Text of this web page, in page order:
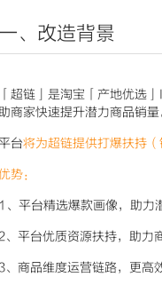
、改造背景
「超链」是淘宝「产地优选
助商家快速提升潜力商品销量
台将为超链提供打爆扶持
势：
1、平台精选爆款画像，助力
2、平台优质资源扶持，助力
、商品维度运营链路，更高